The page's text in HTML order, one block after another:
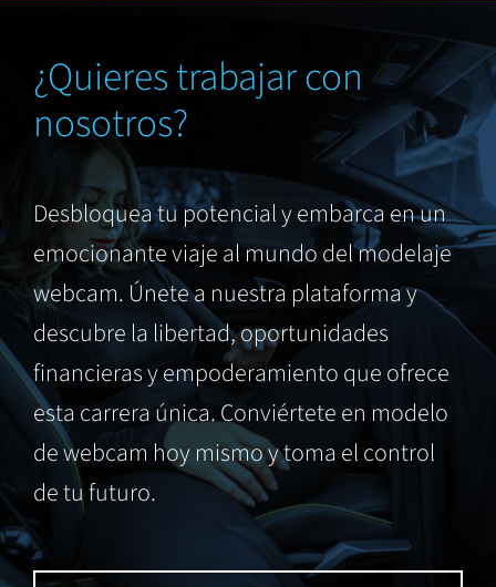
¿Quieres trabajar con
nosotros?
Desbloquea tu potencial y embarca en un
emocionante viaje al mundo del modelaje
webcam. Únete a nuestra plataforma y
descubre la libertad, oportunidades
financieras y empoderamiento que ofrece
esta carrera única. Conviértete en modelo
de webcam hoy mismo y toma el control
de tu futuro.